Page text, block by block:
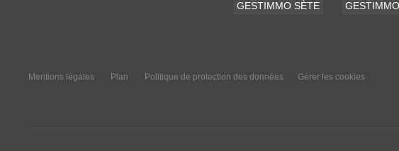
GESTIMMO SÈTE
Mentions légales Plan Politique de protection des données Gérer les cookies